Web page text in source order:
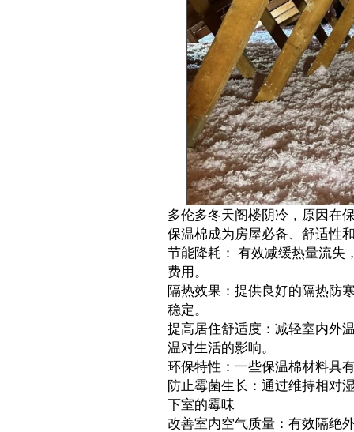
多伦多冬天阁楼阴冷，原因在
保温棉成为房屋必备、舒适性
节能降耗： 有效减缓热量流失
费用。
隔热效果：提供良好的隔热防
稳定。
提高居住舒适度：减轻室内外
温对生活的影响。
环保特性：一些保温棉材料具
防止霉菌生长：通过维持相对
下室的霉味
改善室内空气质量：有效隔绝